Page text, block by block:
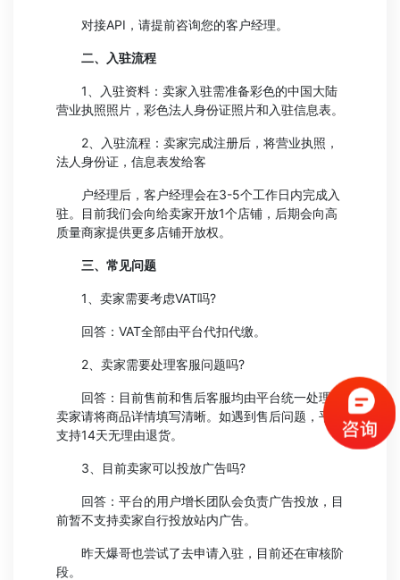
对接API，请提前咨询您的客户经理。
二、入驻流程
1、入驻资料：卖家入驻需准备彩色的中国大陆
营业执照照片，彩色法人身份证照片和入驻信息表。
2、入驻流程：卖家完成注册后，将营业执照，
法人身份证，信息表发给客
户经理后，客户经理会在3-5个工作日内完成入
驻。目前我们会向给卖家开放1个店铺，后期会向高
质量商家提供更多店铺开放权。
三、常见问题
1、卖家需要考虑VAT吗?
回答：VAT全部由平台代扣代缴。
2、卖家需要处理客服问题吗?
回答：目前售前和售后客服均由平台统一处理，
卖家请将商品详情填写清晰。如遇到售后问题，平台
支持14天无理由退货。
3、目前卖家可以投放广告吗?
回答：平台的用户增长团队会负责广告投放，目
前暂不支持卖家自行投放站内广告。
昨天爆哥也尝试了去申请入驻，目前还在审核阶
段。